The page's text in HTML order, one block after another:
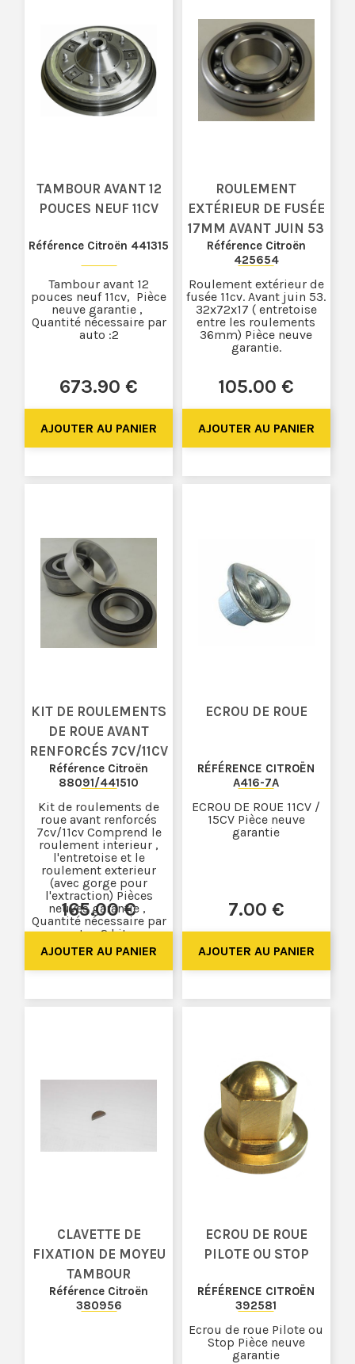
TAMBOUR AVANT 12
POUCES NEUF 11CV
Référence Citroën 441315
673.90 €
Tambour avant 12
pouces neuf 11cv, Pièce
neuve garantie ,
Quantité nécessaire par
auto :2
ROULEMENT
EXTÉRIEUR DE FUSÉE
17MM AVANT JUIN 53
Référence Citroën
425654
105.00 €
Roulement extérieur de
fusée 11cv. Avant juin 53.
32x72x17 ( entretoise
entre les roulements
36mm) Pièce neuve
garantie.
KIT DE ROULEMENTS
DE ROUE AVANT
RENFORCÉS 7CV/11CV
Référence Citroën
88091/441510
165.00 €
Kit de roulements de
roue avant renforcés
7cv/11cv Comprend le
roulement interieur ,
l'entretoise et le
roulement exterieur
(avec gorge pour
l'extraction) Pièces
neuves garantie ,
Quantité nécessaire par
auto : 2 kits
ECROU DE ROUE
RÉFÉRENCE CITROËN
A416-7A
7.00 €
ECROU DE ROUE 11CV /
15CV Pièce neuve
garantie
CLAVETTE DE
FIXATION DE MOYEU
TAMBOUR
Référence Citroën
380956
ECROU DE ROUE
PILOTE OU STOP
RÉFÉRENCE CITROËN
392581
Ecrou de roue Pilote ou
Stop Pièce neuve
garantie